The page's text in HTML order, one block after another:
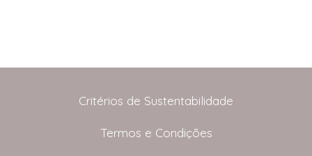
Critérios de Sustentabilidade
Termos e Condições